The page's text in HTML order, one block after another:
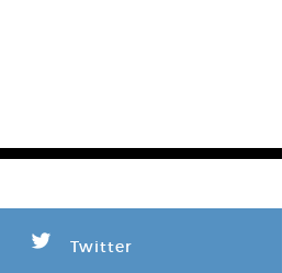
L Twitter